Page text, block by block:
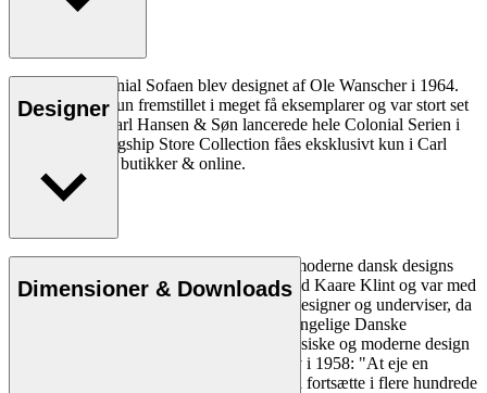
OW149-2 Colonial Sofaen blev designet af Ole Wanscher i 1964.
Designet blev kun fremstillet i meget få eksemplarer og var stort set
ukendt, indtil Carl Hansen & Søn lancerede hele Colonial Serien i
2015. Vores Flagship Store Collection fåes eksklusivt kun i Carl
Hansen & Søns butikker & online.
Læs mere
Designer
Ole Wanscher er uløseligt forbundet med moderne dansk designs
æstetik og funktionalitet. Han studerede ved Kaare Klint og var med
til at forme dansk møbeldesign både som designer og underviser, da
han overtog Klints professorat ved Det Kongelige Danske
Kunstakademi. Wanschers på én gang klassiske og moderne design
gjorde ham yderst populær. Politiken skrev i 1958: "At eje en
Wanscher stol er et dagligt eventyr, som vil fortsætte i flere hundrede
Dimensioner & Downloads